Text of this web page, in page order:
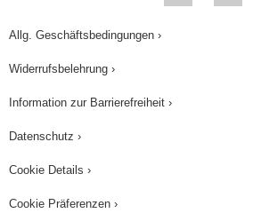
Allg. Geschäftsbedingungen ›
Widerrufsbelehrung ›
Information zur Barrierefreiheit ›
Datenschutz ›
Cookie Details ›
Cookie Präferenzen ›